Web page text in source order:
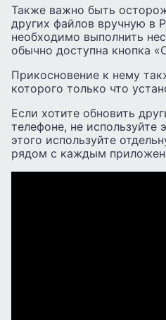
Также важно быть
других файлов вручную в
необходимо выполнить
обычно доступна кнопка
Прикосновение к нему
которого только что
Если хотите обновить
телефоне, не используйте
этого используйте
рядом с каждым